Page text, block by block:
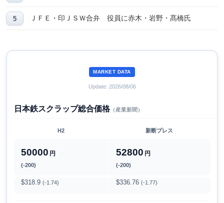
ＪＦＥ・印ＪＳＷ合弁 役員に赤木・岩野・髙橋氏
MARKET DATA
Update: 2026/08/06
日本鉄スクラップ総合価格（産業新聞）
H2 新断プレス
50000 円
(-200)
52800 円
(-200)
$318.9 (-1.74) $336.76 (-1.77)